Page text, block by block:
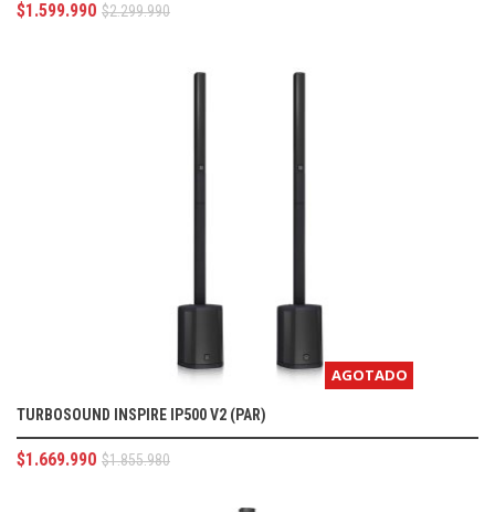
$2.299.990
$1.599.990
AGOTADO
TURBOSOUND INSPIRE IP500 V2 (PAR)
$1.855.980
$1.669.990